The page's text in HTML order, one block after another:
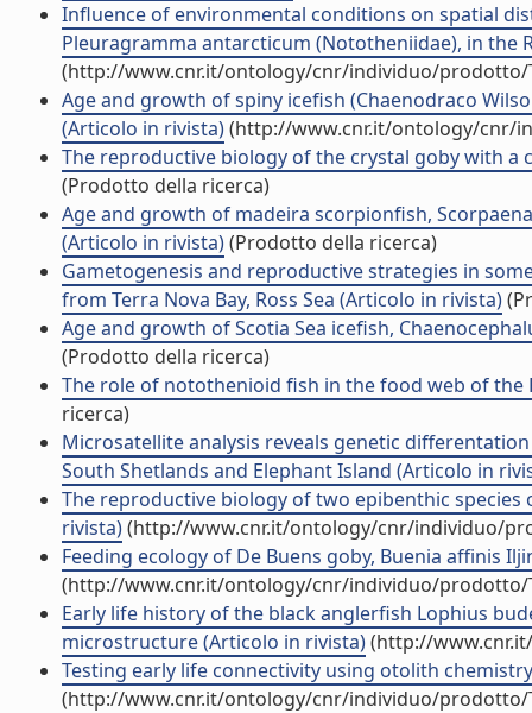
Influence of environmental conditions on spatial
Pleuragramma antarcticum (Nototheniidae), in the
(http://www.cnr.it/ontology/cnr/individuo/prodotto/
Age and growth of spiny icefish (Chaenodraco
(Articolo in rivista)(http://www.cnr.it/ontology/cnr/
The reproductive biology of the crystal goby with
(Prodotto della ricerca)
Age and growth of madeira scorpionfish,
(Articolo in rivista)(Prodotto della ricerca)
Gametogenesis and reproductive strategies in
from Terra Nova Bay, Ross Sea (Articolo in rivista)
Age and growth of Scotia Sea icefish,
(Prodotto della ricerca)
The role of notothenioid fish in the food web of the
ricerca)
Microsatellite analysis reveals genetic
South Shetlands and Elephant Island (Articolo in
The reproductive biology of two epibenthic
rivista)(http://www.cnr.it/ontology/cnr/individuo/
Feeding ecology of De Buens goby, Buenia affinis
(http://www.cnr.it/ontology/cnr/individuo/prodotto/
Early life history of the black anglerfish Lophius
microstructure (Articolo in rivista)(http://
Testing early life connectivity using otolith
(http://www.cnr.it/ontology/cnr/individuo/prodotto/